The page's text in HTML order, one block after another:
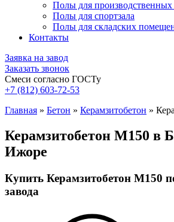
Полы для производственных
Полы для спортзала
Полы для складских
Контакты
Заявка на завод
Заказать звонок
Смеси согласно ГОСТу
+7 (812) 603-72-53
Главная » Бетон » Керамзитобетон »
Керамзитобетон М150 в
Ижоре
Купить Керамзитобетон М150
завода